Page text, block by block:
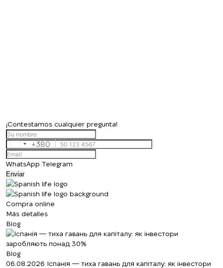
¡Contestamos cualquier pregunta!
Ukraine
+380
+380
WhatsApp Telegram
Enviar
Compra online
Más detalles
Blog
Blog
06.08.2026 Іспанія — тиха гавань для капіталу: як інвестори